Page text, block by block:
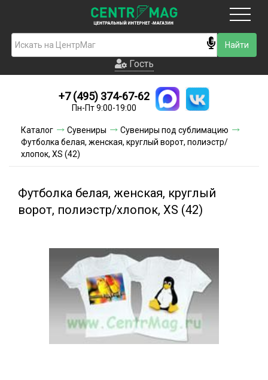
Гость
Новинки
Условия доставки
Акции и скидки
Гость
+7 (495) 374-67-62
Пн-Пт 9:00-19:00
Каталог Сувениры
Сувениры под сублимацию
Футболка белая, женская, круглый ворот, полиэстр/
хлопок, XS (42)
Футболка белая, женская, круглый
ворот, полиэстр/хлопок, XS (42)